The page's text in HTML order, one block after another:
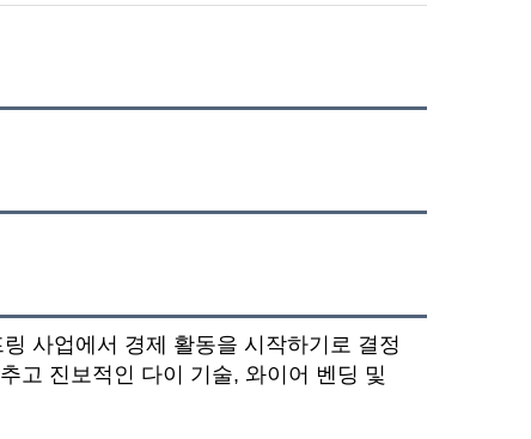
사업에서 경제 활동을 시작하기로 결정
고 진보적인 다이 기술, 와이어 벤딩 및